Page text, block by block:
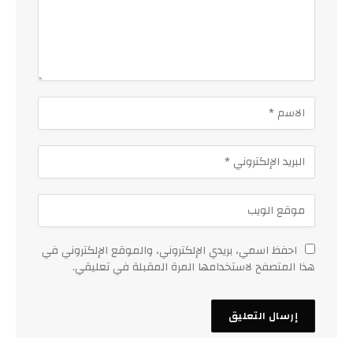
احفظ اسمي، بريدي الإلكتروني، والموقع الإلكتروني في
هذا المتصفح لاستخدامها المرة المقبلة في تعليقي.